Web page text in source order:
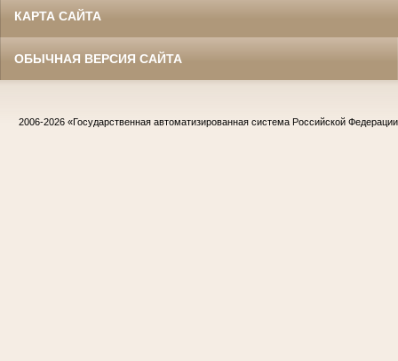
КАРТА САЙТА
ОБЫЧНАЯ ВЕРСИЯ САЙТА
2006-2026 «Государственная автоматизированная система Российской